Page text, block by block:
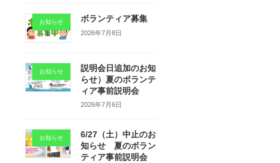
お知らせ ボランティア募集
2026年7月8日
お知らせ
説明会日追加のお知
らせ）夏のボランテ
ィア事前説明会
2026年7月6日
お知らせ
6/27（土）中止のお
知らせ 夏のボラン
ティア事前説明会